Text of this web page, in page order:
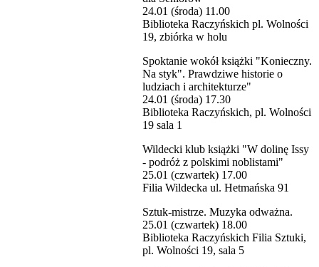
24.01 (środa) 11.00
Biblioteka Raczyńskich pl. Wolności
19, zbiórka w holu
Spoktanie wokół książki "Konieczny.
Na styk". Prawdziwe historie o
ludziach i architekturze"
24.01 (środa) 17.30
Biblioteka Raczyńskich, pl. Wolności
19 sala 1
Wildecki klub książki "W dolinę Issy
- podróż z polskimi noblistami"
25.01 (czwartek) 17.00
Filia Wildecka ul. Hetmańska 91
Sztuk-mistrze. Muzyka odważna.
25.01 (czwartek) 18.00
Biblioteka Raczyńskich Filia Sztuki,
pl. Wolności 19, sala 5